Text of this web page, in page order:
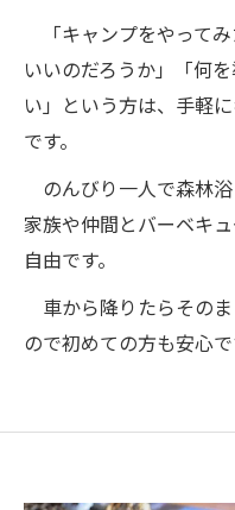
「キャンプをやって
いいのだろうか」「何
い」という方は、手軽
です。
のんびり一人で森林
家族や仲間とバーベキ
自由です。
車から降りたらその
ので初めての方も安心で